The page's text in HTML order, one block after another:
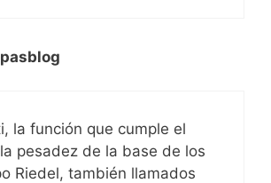
la función que cumple el
pesadez de la base de los
Riedel, también llamados